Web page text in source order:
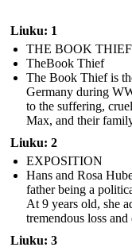
Liuku: 1
THE BOOK THIEF
TheBook Thief
The Book Thief is
Germany during
to the suffering,
Max, and their
Liuku: 2
EXPOSITION
Hans and Rosa
father being a
At 9 years old, she
tremendous loss
Liuku: 3